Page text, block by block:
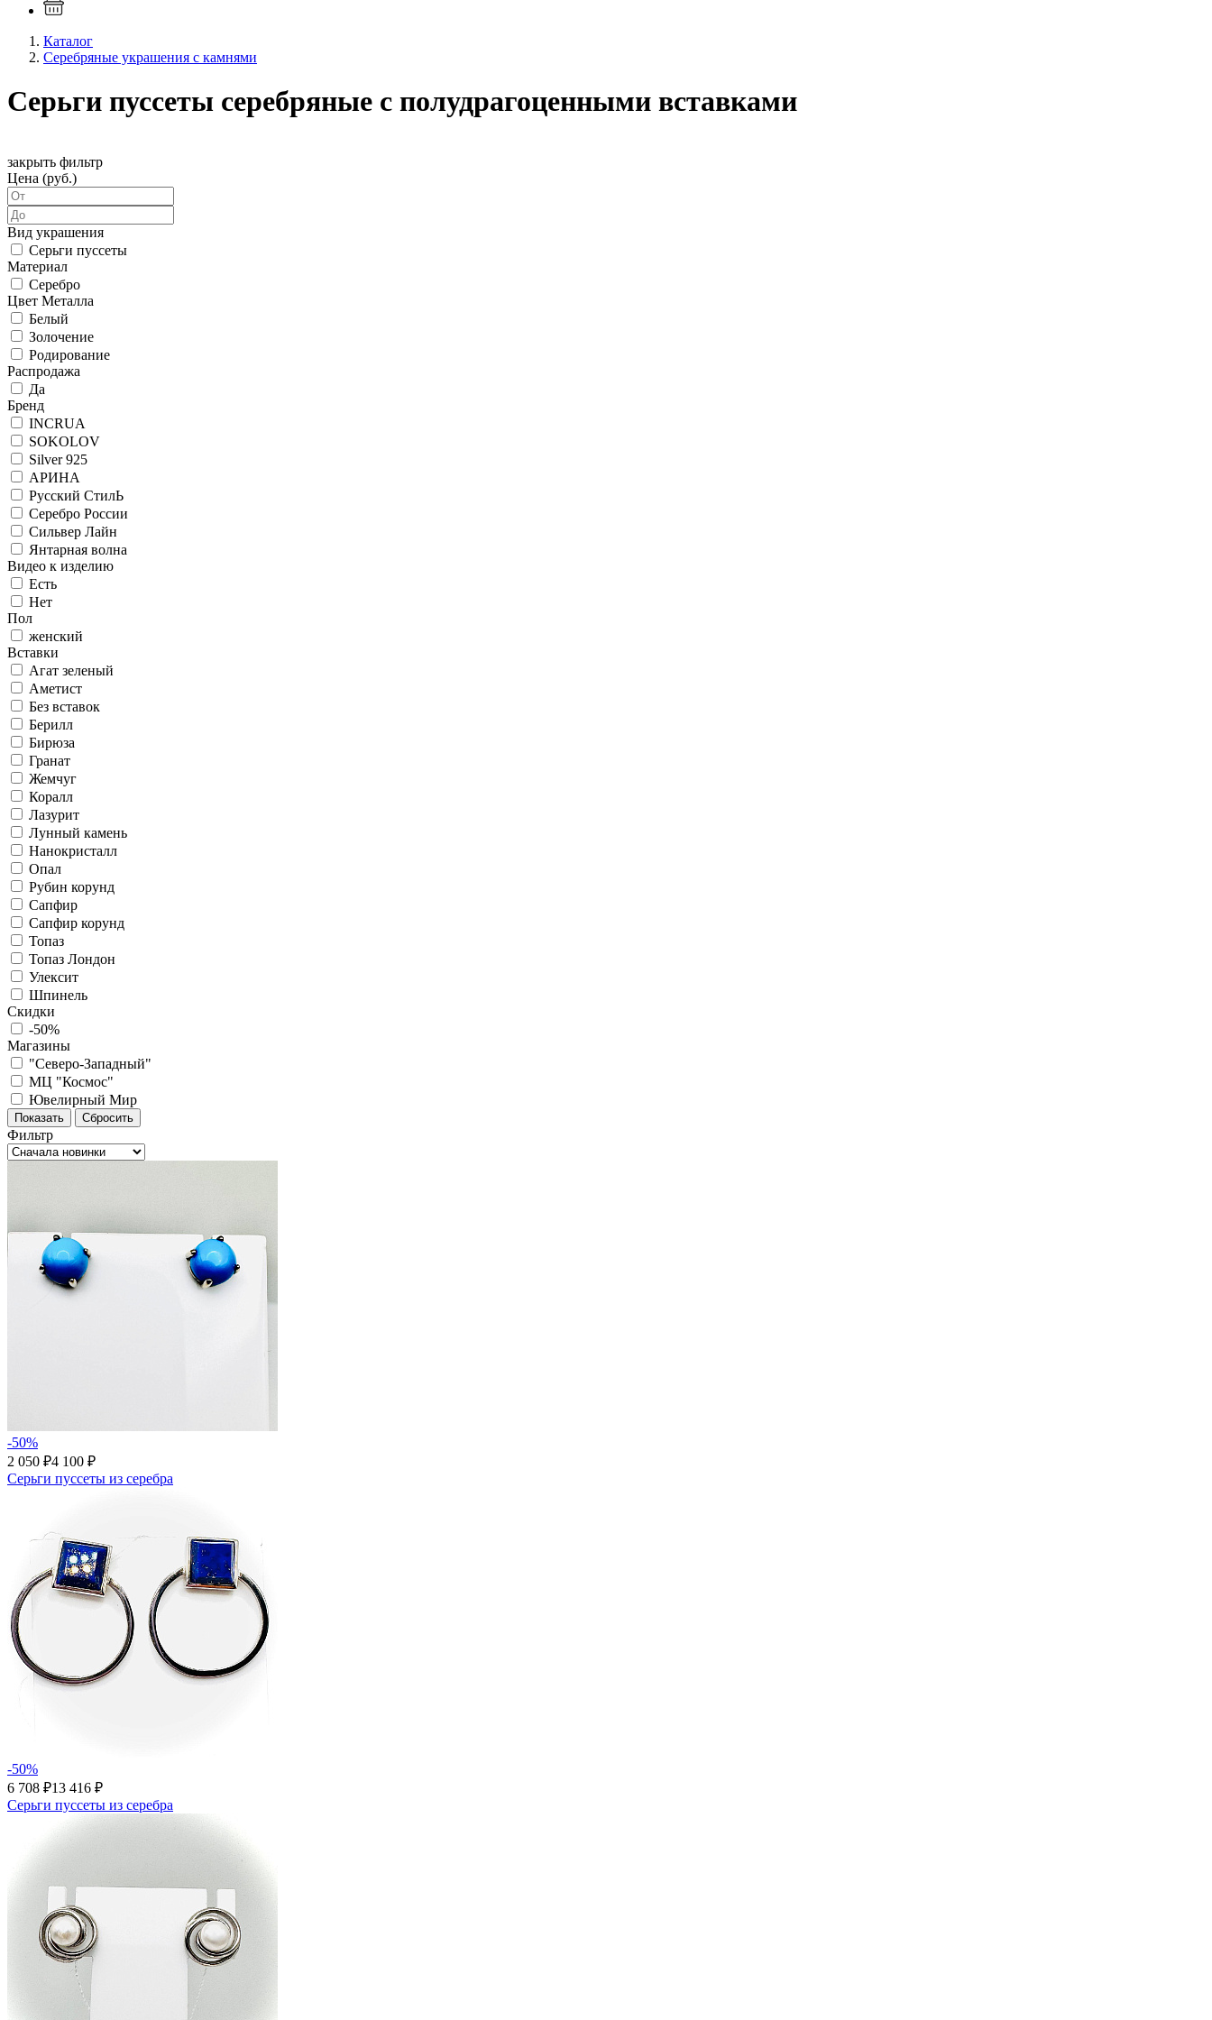
Каталог
Серебряные украшения с камнями
Серьги пуссеты серебряные с полудрагоценными вставками
закрыть фильтр
Цена (руб.)
Вид украшения
Серьги пуссеты
Материал
Серебро
Цвет Металла
Белый
Золочение
Родирование
Распродажа
Да
Бренд
INCRUA
SOKOLOV
Silver 925
АРИНА
Русский СтилЬ
Серебро России
Сильвер Лайн
Янтарная волна
Видео к изделию
Есть
Нет
Пол
женский
Вставки
Агат зеленый
Аметист
Без вставок
Берилл
Бирюза
Гранат
Жемчуг
Коралл
Лазурит
Лунный камень
Нанокристалл
Опал
Рубин корунд
Сапфир
Сапфир корунд
Топаз
Топаз Лондон
Улексит
Шпинель
Скидки
-50%
Магазины
"Северо-Западный"
МЦ "Космос"
Ювелирный Мир
Фильтр
-50%
2 050 ₽4 100 ₽
Серьги пуссеты из серебра
-50%
6 708 ₽13 416 ₽
Серьги пуссеты из серебра